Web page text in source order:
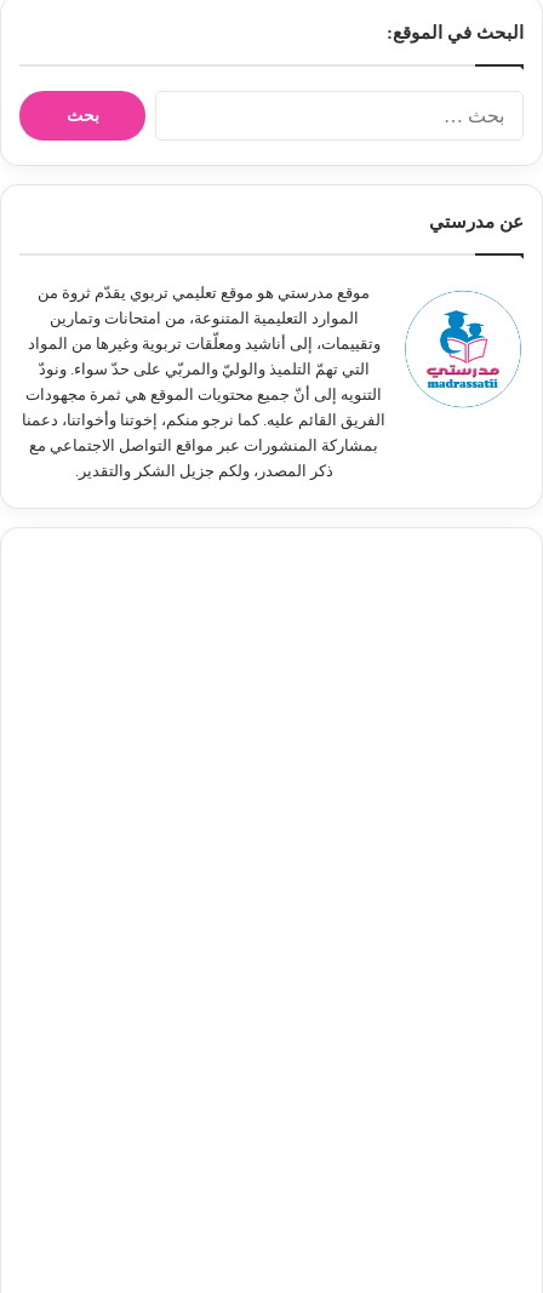
البحث في الموقع:
ن
عن مدرستي
موقع مدرستي هو موقع تعليمي تربوي يقدّم ثروة من
الموارد التعليمية المتنوعة، من امتحانات وتمارين
وتقييمات، إلى أناشيد ومعلّقات تربوية وغيرها من المواد
التي تهمّ التلميذ والوليّ والمربّي على حدّ سواء. ونودّ
التنويه إلى أنّ جميع محتويات الموقع هي ثمرة مجهودات
الفريق القائم عليه. كما نرجو منكم، إخوتنا وأخواتنا، دعمنا
بمشاركة المنشورات عبر مواقع التواصل الاجتماعي مع
ذكر المصدر، ولكم جزيل الشكر والتقدير.